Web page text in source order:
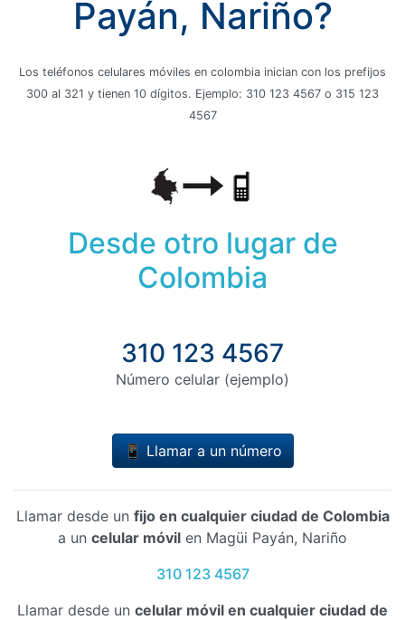
Payán, Nariño?
Los teléfonos celulares móviles en colombia inician con los prefijos
300 al 321 y tienen 10 dígitos. Ejemplo: 310 123 4567 o 315 123
4567
Desde otro lugar de
Colombia
310 123 4567
Número celular (ejemplo)
📱 Llamar a un número
Llamar desde un fijo en cualquier ciudad de Colombia
a un celular móvil en Magüi Payán, Nariño
310 123 4567
Llamar desde un celular móvil en cualquier ciudad de